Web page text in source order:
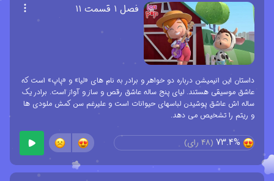
فصل ۱ قسمت ۱۱
داستان این انیمیشن درباره دو خواهر و برادر به نام های «لیا» و «پاپ» است که
عاشق موسیقی هستند. لیای پنج ساله عاشق رقص و ساز و آواز است. برادر یک
ساله اش عاشق پوشیدن لباسهای حیوانات است و علیرغم سن کمش ملودی ها
و ریتم را تشخیص می دهد.
73.4%
(
48 رای)